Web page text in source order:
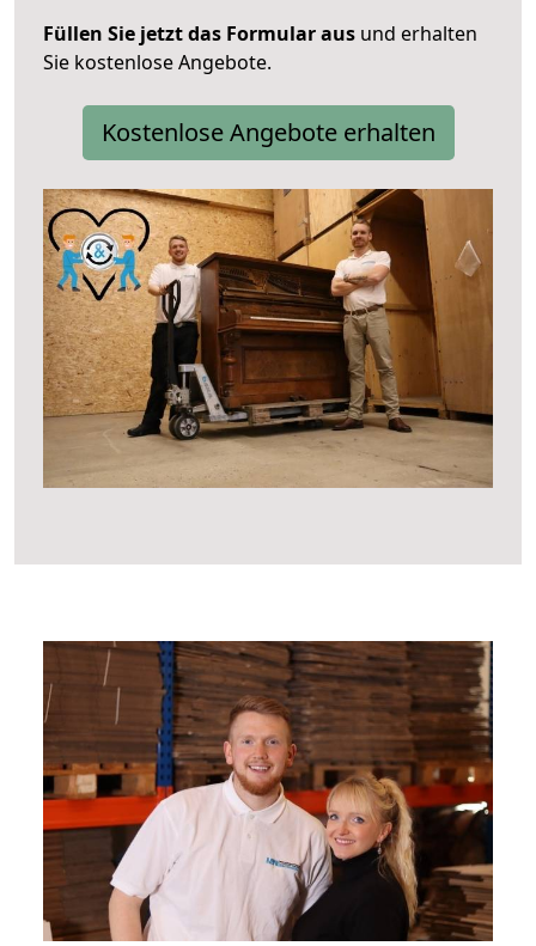
Füllen Sie jetzt das Formular aus und erhalten
Sie kostenlose Angebote.
Kostenlose Angebote erhalten